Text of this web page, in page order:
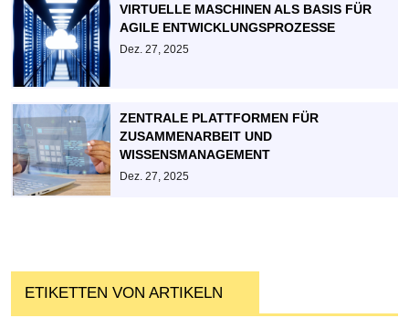
VIRTUELLE MASCHINEN ALS BASIS FÜR
AGILE ENTWICKLUNGSPROZESSE
Dez. 27, 2025
ZENTRALE PLATTFORMEN FÜR
ZUSAMMENARBEIT UND
WISSENSMANAGEMENT
Dez. 27, 2025
ETIKETTEN VON ARTIKELN